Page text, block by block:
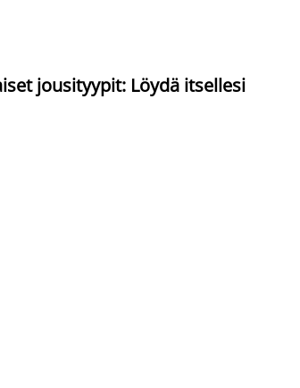
jousityypit: Löydä itsellesi